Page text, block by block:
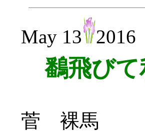
May 13 2016
鷭飛びて
菅 裸馬